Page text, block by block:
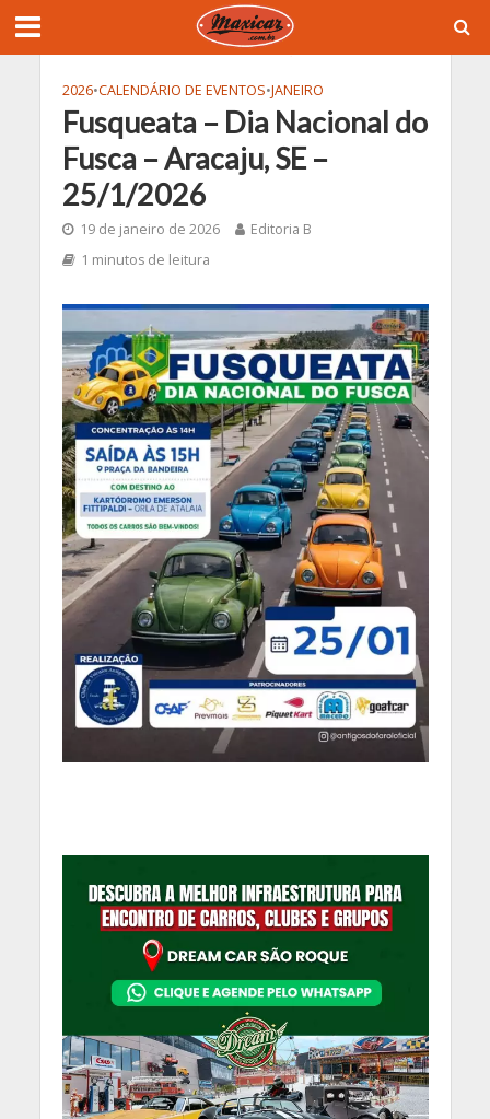
2026•CALENDÁRIO DE EVENTOS•JANEIRO
Fusqueata – Dia Nacional do
Fusca – Aracaju, SE –
25/1/2026
19 de janeiro de 2026
Editoria B
1 minutos de leitura